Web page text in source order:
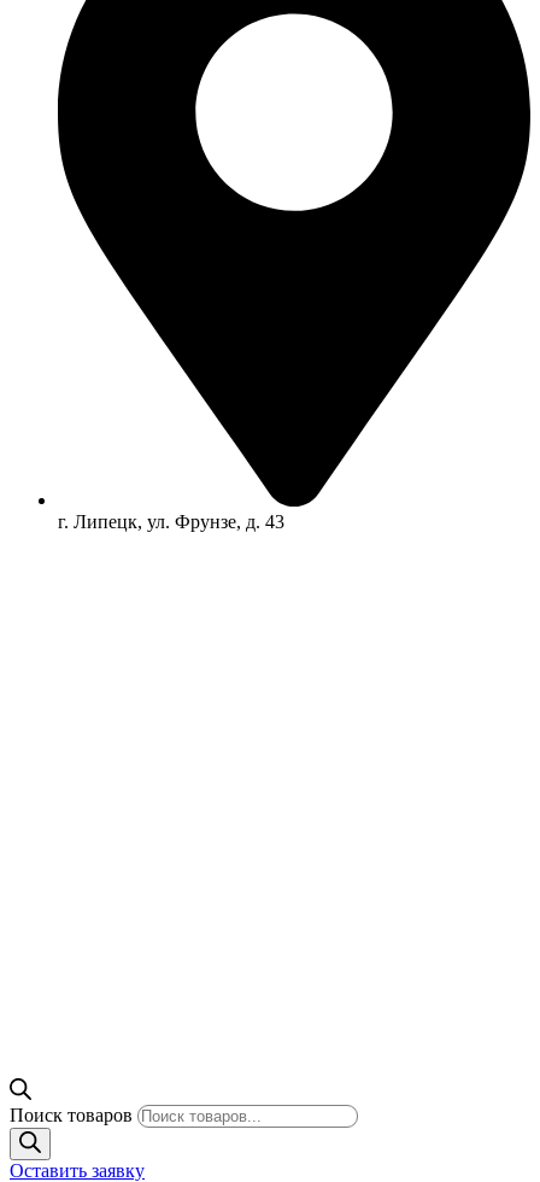
г. Липецк, ул. Фрунзе, д. 43
Поиск товаров
Оставить заявку